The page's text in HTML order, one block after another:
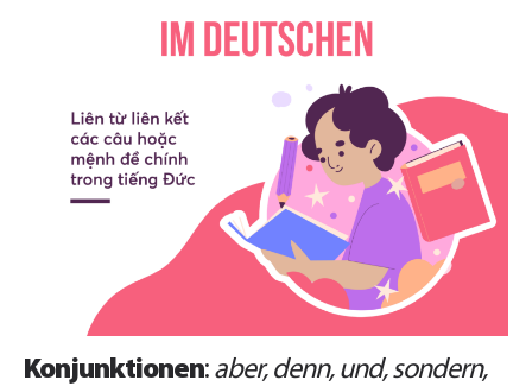
Konjunktionen: aber, denn, und, sondern,